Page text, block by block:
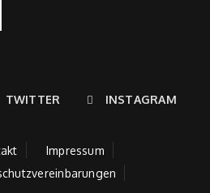
TWITTER INSTAGRAM
Impressum